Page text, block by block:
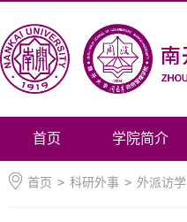
首页 学院简介
首页 > 科研外事 > 外派访学